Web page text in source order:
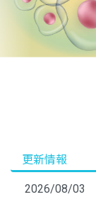
2026/08/03